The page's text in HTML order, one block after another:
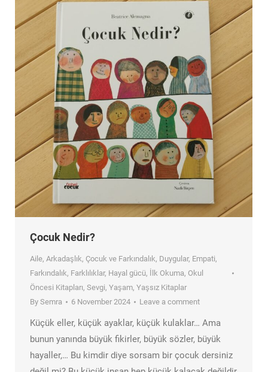
Çocuk Nedir?
Aile, Arkadaşlık, Çocuk ve Farkındalık, Duygular, Empati,
Farkındalık, Farklılıklar, Hayal gücü, İlk Okuma, Okul
Öncesi Kitapları, Sevgi, Yaşam, Yaşsız Kitaplar
By Semra 6 November 2024 Leave a comment
Küçük eller, küçük ayaklar, küçük kulaklar… Ama
bunun yanında büyük fikirler, büyük sözler, büyük
hayaller,… Bu kimdir diye sorsam bir çocuk dersiniz